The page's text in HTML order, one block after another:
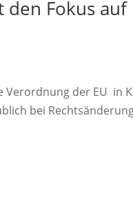
den Fokus auf
Verordnung der EU in
bei